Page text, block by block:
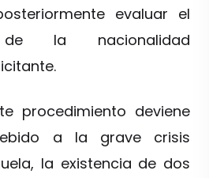
evaluar el
de la nacionalidad
procedimiento deviene
a la grave crisis
la existencia de dos